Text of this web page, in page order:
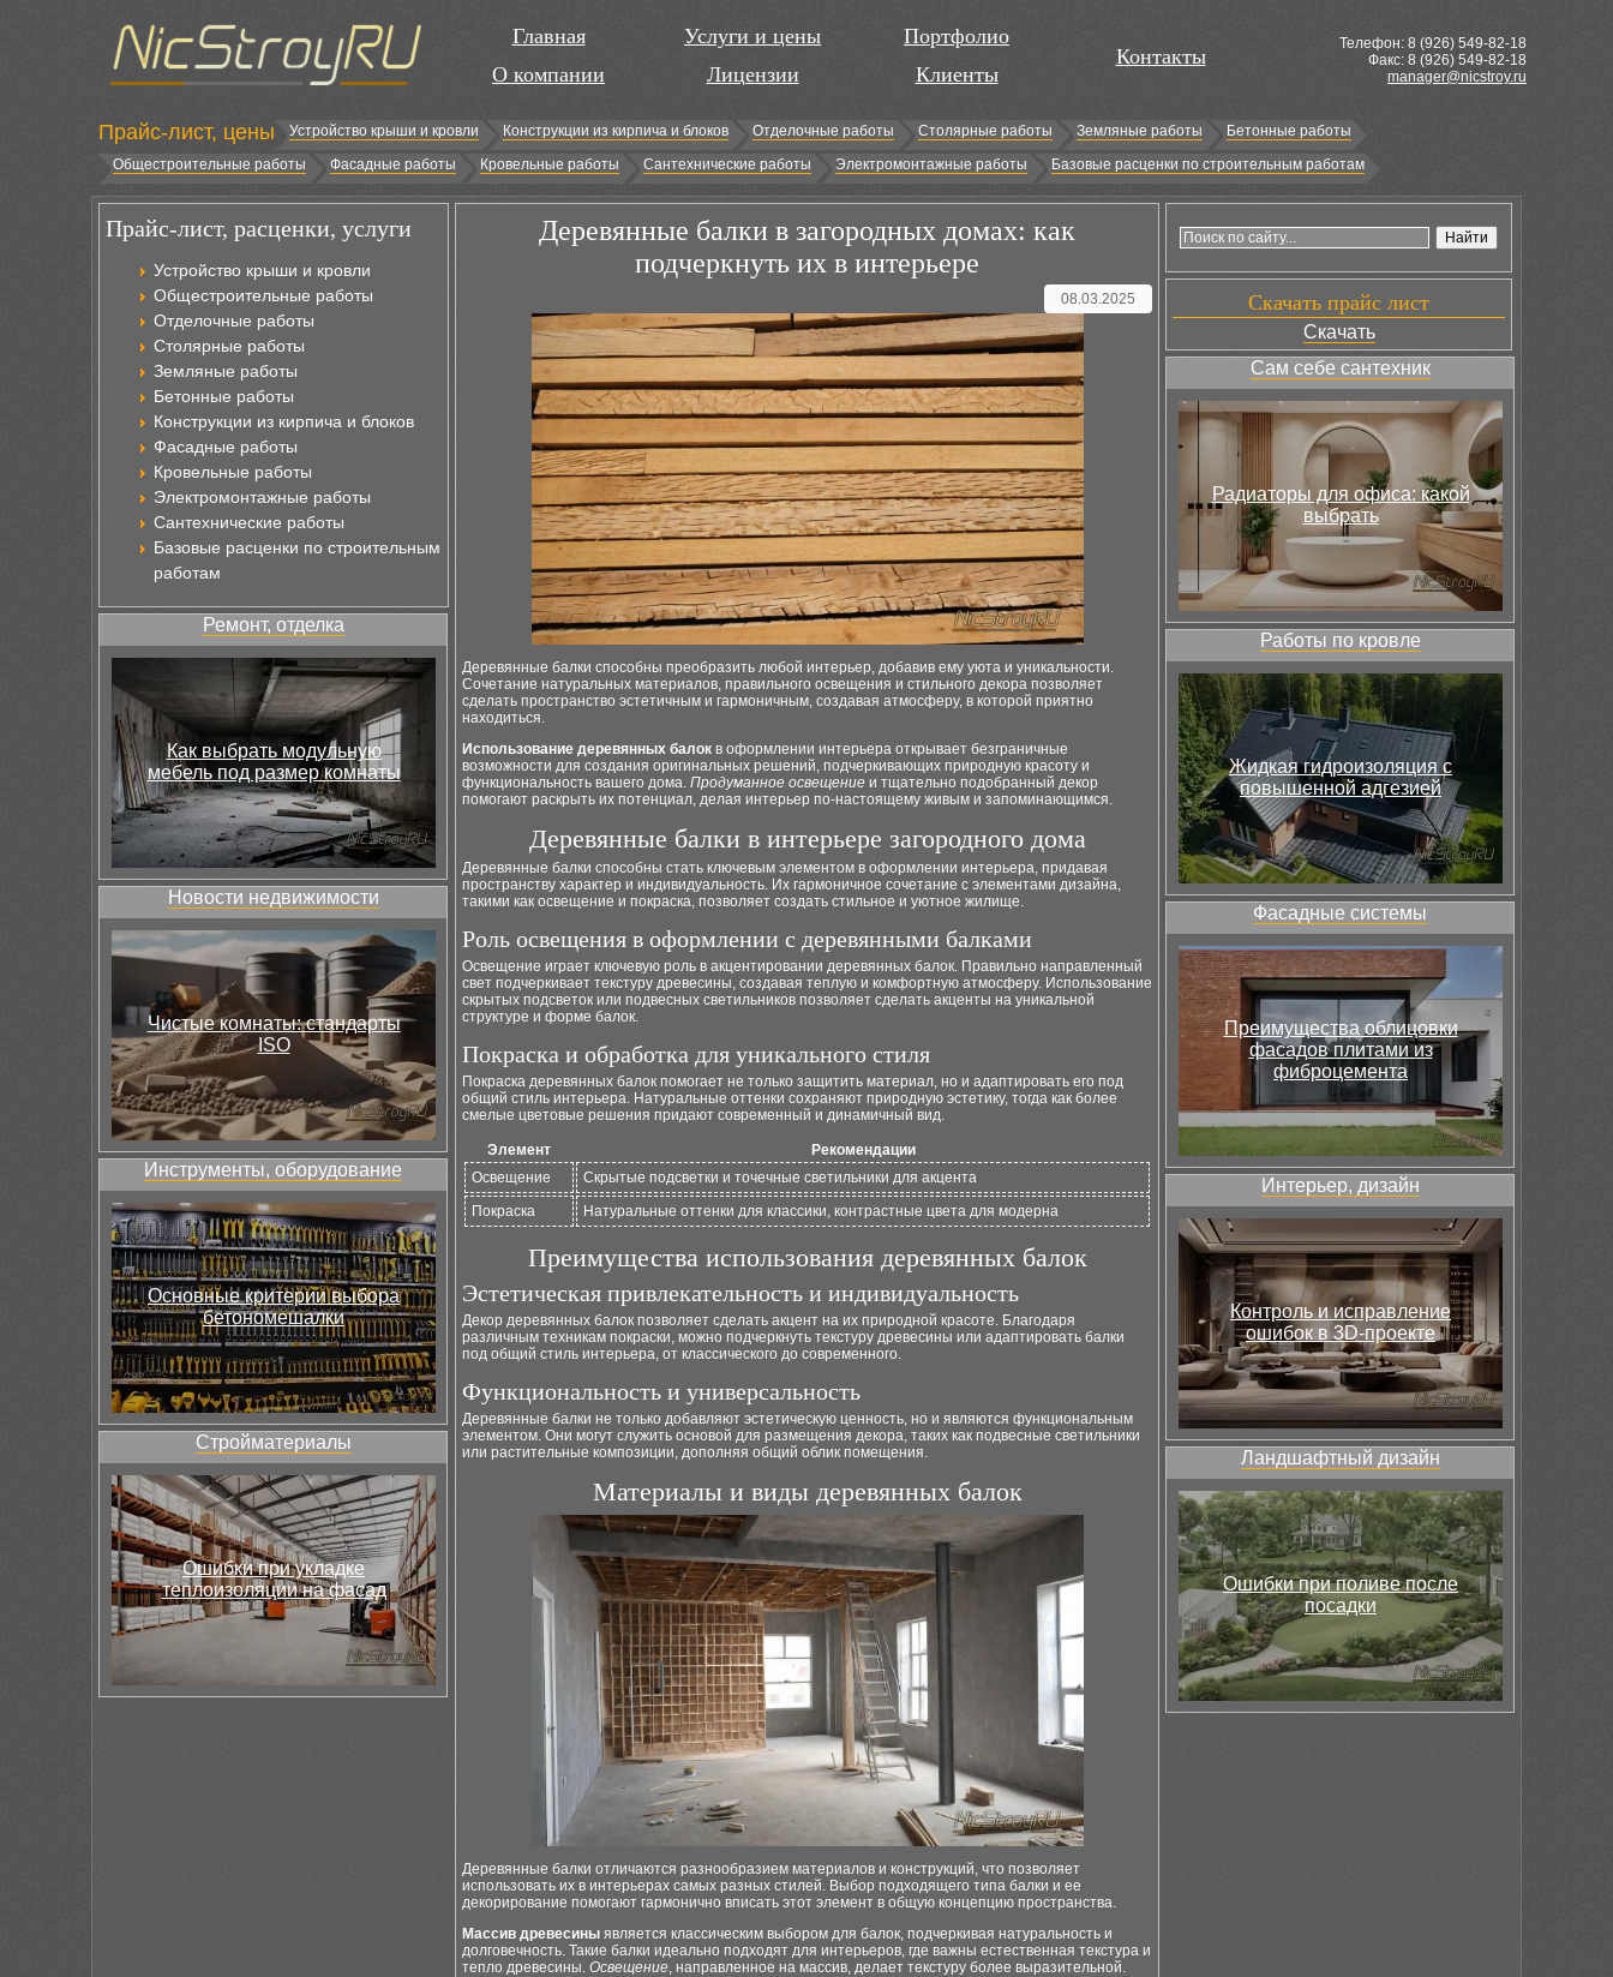
Главная
О компании
Услуги и цены
Лицензии
Портфолио
Клиенты
Контакты
Телефон: 8 (926) 549-82-18
Факс: 8 (926) 549-82-18
manager@nicstroy.ru
Прайс-лист, цены Устройство крыши и кровли Конструкции из кирпича и блоков Отделочные работы Столярные работы Земляные работы
Бетонные работы
Общестроительные работы
Фасадные работы Кровельные работы Сантехнические работы Электромонтажные работы Базовые расценки по строительным работам
Прайс-лист, расценки, услуги
Устройство крыши и кровли
Общестроительные работы
Отделочные работы
Столярные работы
Земляные работы
Бетонные работы
Конструкции из кирпича и блоков
Фасадные работы
Кровельные работы
Электромонтажные работы
Сантехнические работы
Базовые расценки по строительным
работам
Ремонт, отделка
Как выбрать модульную
мебель под размер комнаты
Новости недвижимости
Чистые комнаты: стандарты
ISO
Инструменты, оборудование
Основные критерии выбора
бетономешалки
Стройматериалы
Ошибки при укладке
теплоизоляции на фасад
Деревянные балки в загородных домах: как
подчеркнуть их в интерьере
08.03.2025
Деревянные балки способны преобразить любой интерьер, добавив ему уюта и уникальности.
Сочетание натуральных материалов, правильного освещения и стильного декора позволяет
сделать пространство эстетичным и гармоничным, создавая атмосферу, в которой приятно
находиться.
Использование деревянных балок в оформлении интерьера открывает безграничные
возможности для создания оригинальных решений, подчеркивающих природную красоту и
функциональность вашего дома. Продуманное освещение и тщательно подобранный декор
помогают раскрыть их потенциал, делая интерьер по-настоящему живым и запоминающимся.
Деревянные балки в интерьере загородного дома
Деревянные балки способны стать ключевым элементом в оформлении интерьера, придавая
пространству характер и индивидуальность. Их гармоничное сочетание с элементами дизайна,
такими как освещение и покраска, позволяет создать стильное и уютное жилище.
Роль освещения в оформлении с деревянными балками
Освещение играет ключевую роль в акцентировании деревянных балок. Правильно направленный
свет подчеркивает текстуру древесины, создавая теплую и комфортную атмосферу. Использование
скрытых подсветок или подвесных светильников позволяет сделать акценты на уникальной
структуре и форме балок.
Покраска и обработка для уникального стиля
Покраска деревянных балок помогает не только защитить материал, но и адаптировать его под
общий стиль интерьера. Натуральные оттенки сохраняют природную эстетику, тогда как более
смелые цветовые решения придают современный и динамичный вид.
Элемент
Рекомендации
Освещение
Скрытые подсветки и точечные светильники для акцента
Покраска
Натуральные оттенки для классики, контрастные цвета для модерна
Преимущества использования деревянных балок
Эстетическая привлекательность и индивидуальность
Декор деревянных балок позволяет сделать акцент на их природной красоте. Благодаря
различным техникам покраски, можно подчеркнуть текстуру древесины или адаптировать балки
под общий стиль интерьера, от классического до современного.
Функциональность и универсальность
Деревянные балки не только добавляют эстетическую ценность, но и являются функциональным
элементом. Они могут служить основой для размещения декора, таких как подвесные светильники
или растительные композиции, дополняя общий облик помещения.
Материалы и виды деревянных балок
Деревянные балки отличаются разнообразием материалов и конструкций, что позволяет
использовать их в интерьерах самых разных стилей. Выбор подходящего типа балки и ее
декорирование помогают гармонично вписать этот элемент в общую концепцию пространства.
Массив древесины является классическим выбором для балок, подчеркивая натуральность и
долговечность. Такие балки идеально подходят для интерьеров, где важны естественная текстура и
тепло древесины. Освещение, направленное на массив, делает текстуру более выразительной.
Скачать прайс лист
Скачать
Сам себе сантехник
Радиаторы для офиса: какой
выбрать
Работы по кровле
Жидкая гидроизоляция с
повышенной адгезией
Фасадные системы
Преимущества облицовки
фасадов плитами из
фиброцемента
Интерьер, дизайн
Контроль и исправление
ошибок в 3D-проекте
Ландшафтный дизайн
Ошибки при поливе после
посадки